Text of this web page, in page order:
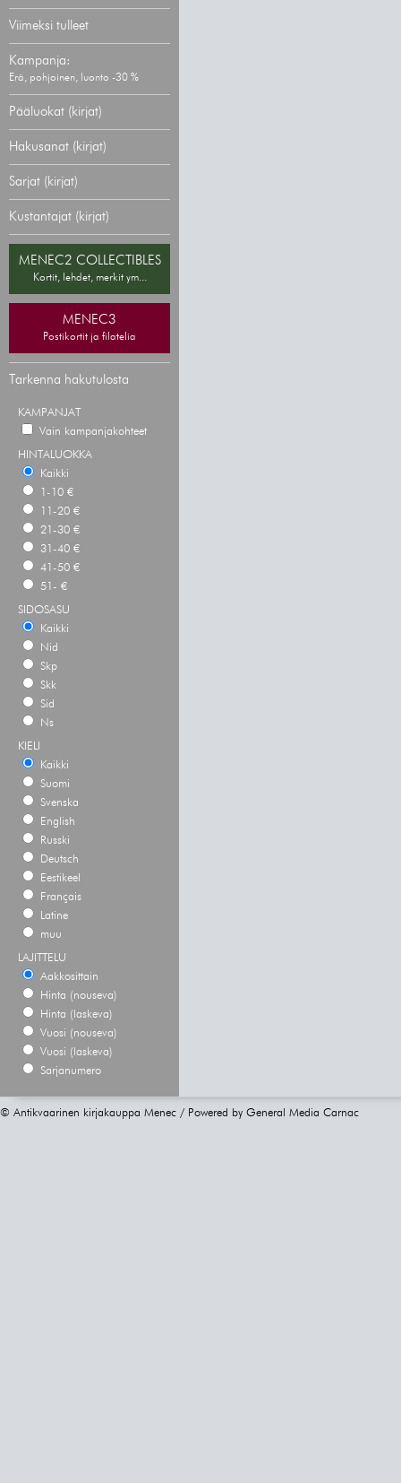
Viimeksi tulleet
Kampanja:
Erä, pohjoinen, luonto -30 %
Pääluokat (kirjat)
Hakusanat (kirjat)
Sarjat (kirjat)
Kustantajat (kirjat)
MENEC2 COLLECTIBLES
Kortit, lehdet, merkit ym...
MENEC3
Postikortit ja filatelia
Tarkenna hakutulosta
KAMPANJAT
Vain kampanjakohteet
HINTALUOKKA
Kaikki
1-10 €
11-20 €
21-30 €
31-40 €
41-50 €
51- €
SIDOSASU
Kaikki
Nid
Skp
Skk
Sid
Ns
KIELI
Kaikki
Suomi
Svenska
English
Russki
Deutsch
Eestikeel
Français
Latine
muu
LAJITTELU
Aakkosittain
Hinta (nouseva)
Hinta (laskeva)
Vuosi (nouseva)
Vuosi (laskeva)
Sarjanumero
© Antikvaarinen kirjakauppa Menec / Powered by General Media Carnac